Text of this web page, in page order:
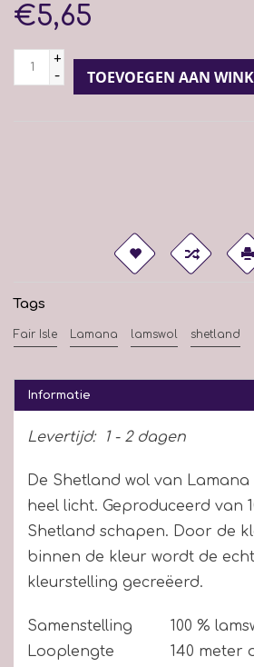
€5,65
+
-
TOEVOEGEN AAN
Tags
Fair Isle Lamana lamswol shetland
Informatie
Levertijd: 1 - 2 dagen
De Shetland wol van
heel licht. Geproduceerd van
Shetland schapen. Door de
binnen de kleur wordt de
kleurstelling gecreëerd.
Samenstelling
100 %
Looplengte
140 meter